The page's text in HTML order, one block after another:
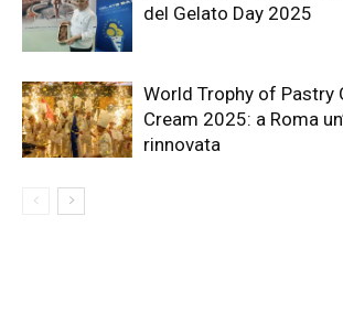
del Gelato Day 2025
World Trophy of Pastry
Cream 2025: a Roma
rinnovata